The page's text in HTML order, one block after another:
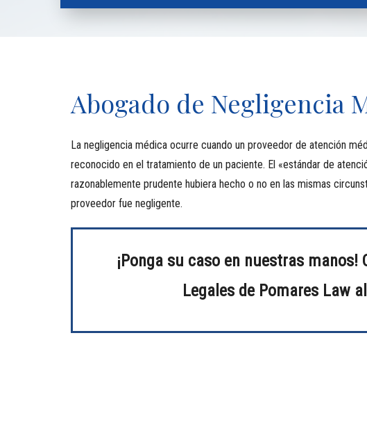
Abogado de Negligencia
La negligencia médica ocurre cuando un proveedor de atención
reconocido en el tratamiento de un paciente. El «estándar de
razonablemente prudente hubiera hecho o no en las mismas
proveedor fue negligente.
¡Ponga su caso en nuestras
Legales de Pomares Law